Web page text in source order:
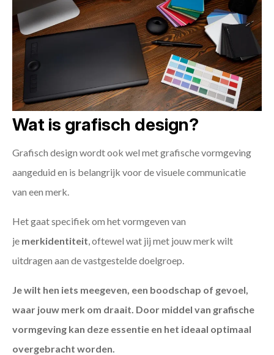
Wat is grafisch design?
Grafisch design wordt ook wel met grafische vormgeving
aangeduid en is belangrijk voor de visuele communicatie
van een merk.
Het gaat specifiek om het vormgeven van
je merkidentiteit , oftewel wat jij met jouw merk wilt
uitdragen aan de vastgestelde doelgroep.
Je wilt hen iets meegeven, een boodschap of gevoel,
waar jouw merk om draait. Door middel van grafische
vormgeving kan deze essentie en het ideaal optimaal
overgebracht worden.